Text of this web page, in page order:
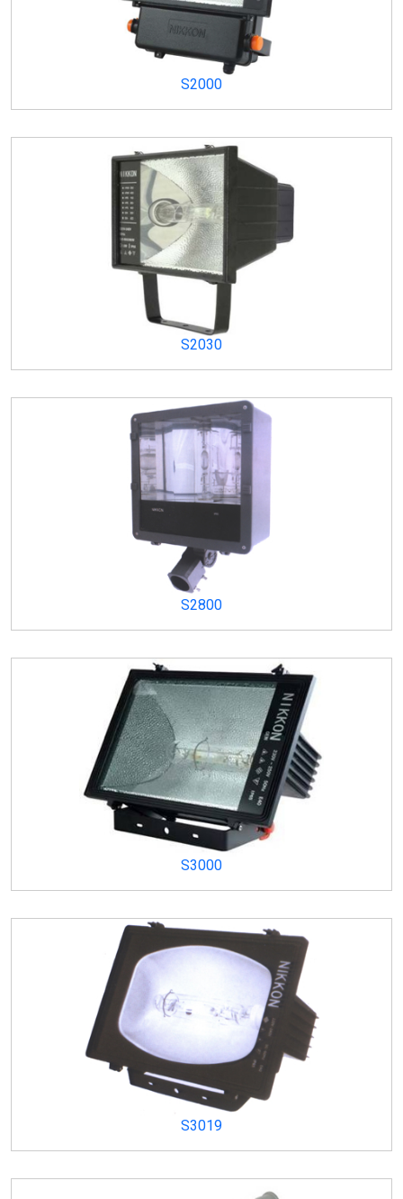
S2000
S2030
S2800
S3000
S3019